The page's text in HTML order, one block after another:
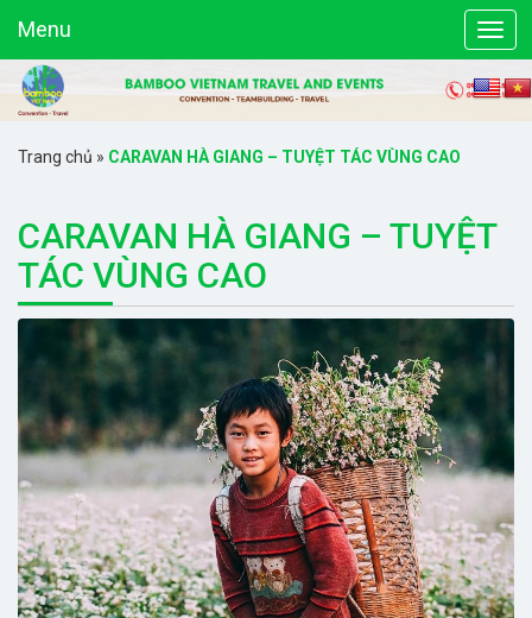
Menu
Trang chủ » CARAVAN HÀ GIANG – TUYỆT TÁC VÙNG CAO
CARAVAN HÀ GIANG – TUYỆT
TÁC VÙNG CAO